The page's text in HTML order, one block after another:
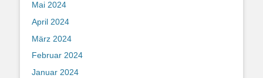
Mai 2024
April 2024
März 2024
Februar 2024
Januar 2024